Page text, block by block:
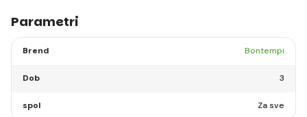
Parametri
Brend Bontempi
Dob 3
spol Za sve